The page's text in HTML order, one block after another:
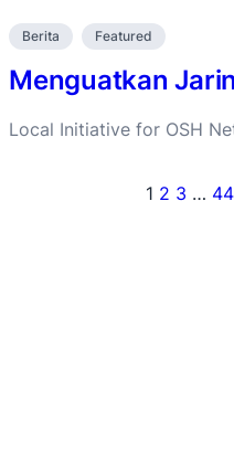
Berita Featured
Menguatkan
Local Initiative for OSH
1 2 3 … 44